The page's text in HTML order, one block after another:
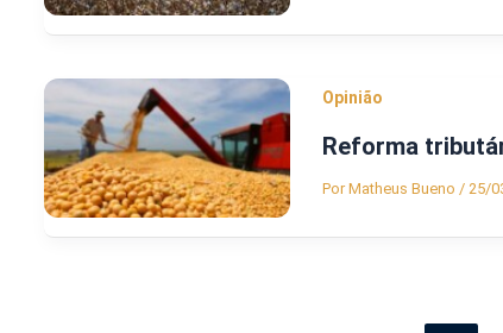
Opinião
Reforma
PorMatheus Bueno / 25/